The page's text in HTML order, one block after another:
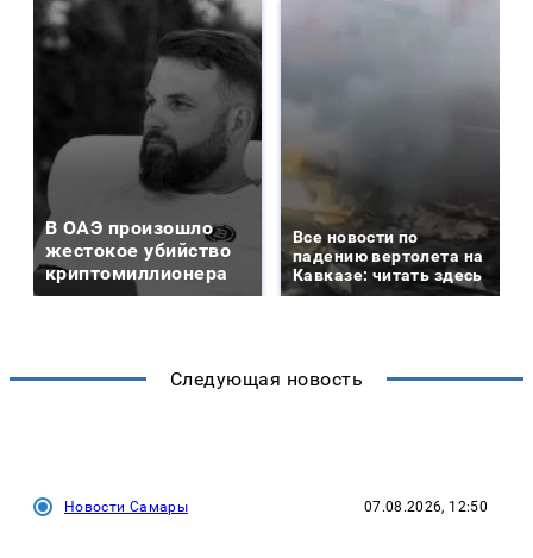
В ОАЭ произошло
жестокое убийство
криптомиллионера
Все новости по
падению вертолета на
Кавказе: читать здесь
Следующая новость
Новости Самары 07.08.2026, 12:50